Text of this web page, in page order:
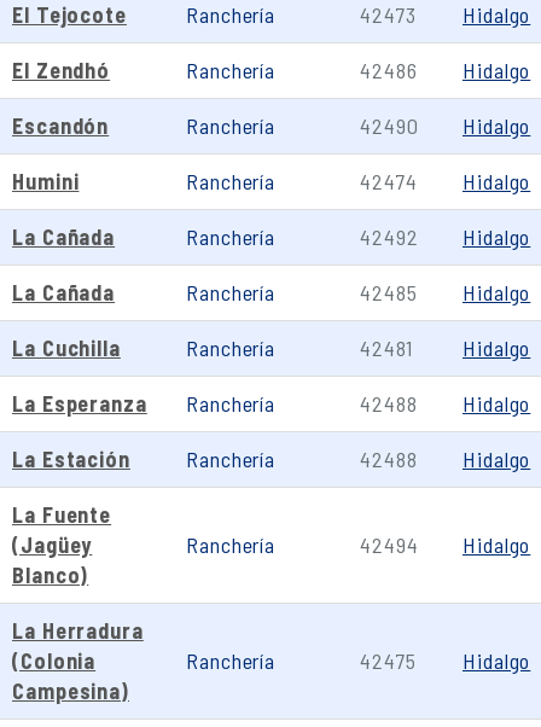
El Tejocote Ranchería 42473 Hidalgo
El Zendhó Ranchería 42486 Hidalgo
Escandón Ranchería 42490 Hidalgo
Humini Ranchería 42474 Hidalgo
La Cañada Ranchería 42492 Hidalgo
La Cañada Ranchería 42485 Hidalgo
La Cuchilla Ranchería 42481 Hidalgo
La Esperanza Ranchería 42488 Hidalgo
La Estación Ranchería 42488 Hidalgo
La Fuente
(Jagüey
Blanco)
Ranchería 42494 Hidalgo
La Herradura
(Colonia
Campesina)
Ranchería 42475 Hidalgo